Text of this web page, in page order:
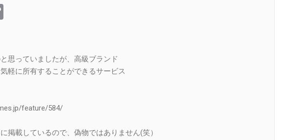
思っていましたが、高級ブランド
軽に所有することができるサービス
feature/584/
掲載しているので、偽物ではありません(笑）